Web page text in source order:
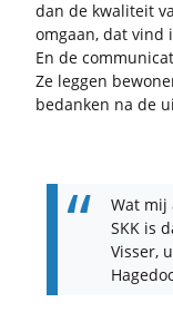
dan de kwa­li­teit
om­gaan, dat vind
En de
Ze leg­gen
be­dan­ken na de
Wat mij
SKK is
Vis­ser,